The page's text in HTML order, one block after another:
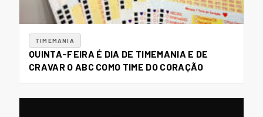
TIMEMANIA
QUINTA-FEIRA É DIA DE TIMEMANIA E DE
CRAVAR O ABC COMO TIME DO CORAÇÃO